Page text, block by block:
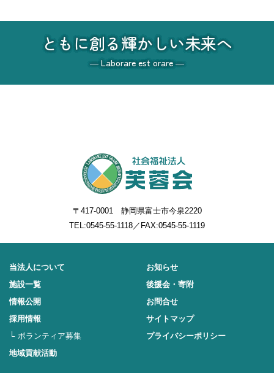
ともに創る輝かしい未来へ
― Laborare est orare ―
〒417-0001 静岡県富士市今泉2220
TEL:0545-55-1118／FAX:0545-55-1119
当法人について
施設一覧
情報公開
採用情報
ボランティア募集
地域貢献活動
お知らせ
後援会・寄附
お問合せ
サイトマップ
プライバシーポリシー